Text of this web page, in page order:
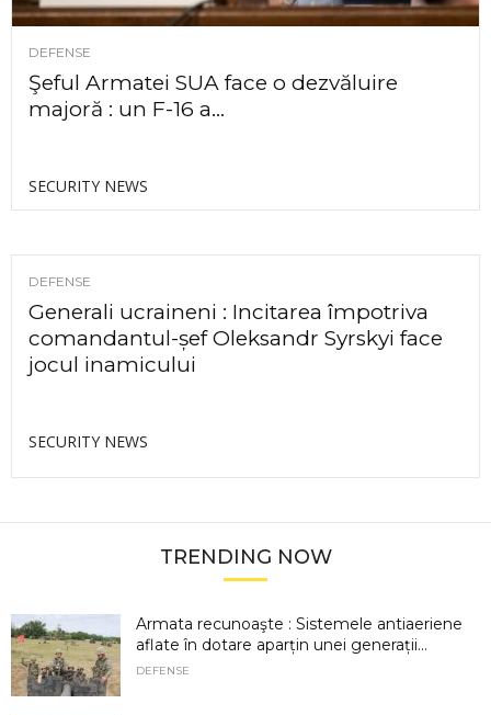
DEFENSE
Şeful Armatei SUA face o dezvăluire
majoră : un F-16 a...
SECURITY NEWS
DEFENSE
Generali ucraineni : Incitarea împotriva
comandantul-șef Oleksandr Syrskyi face
jocul inamicului
SECURITY NEWS
TRENDING NOW
Armata recunoaşte : Sistemele antiaeriene
aflate în dotare aparțin unei generații...
DEFENSE